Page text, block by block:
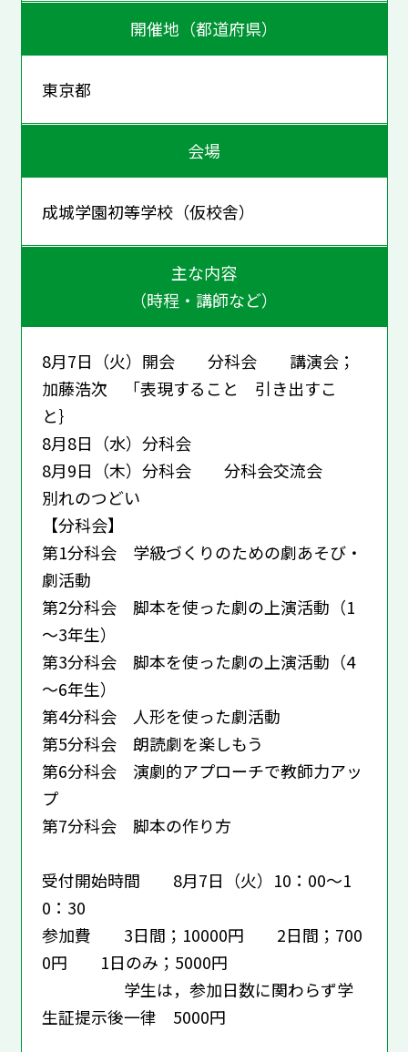
開催地（都道府県）
東京都
会場
成城学園初等学校（仮校舎）
主な内容
（時程・講師など）
8月7日（火）開会 分科会 講演会；
加藤浩次 「表現すること 引き出すこ
と｝
8月8日（水）分科会
8月9日（木）分科会 分科会交流会
別れのつどい
【分科会】
第1分科会 学級づくりのための劇あそび・
劇活動
第2分科会 脚本を使った劇の上演活動（1
～3年生）
第3分科会 脚本を使った劇の上演活動（4
～6年生）
第4分科会 人形を使った劇活動
第5分科会 朗読劇を楽しもう
第6分科会 演劇的アプローチで教師力アッ
プ
第7分科会 脚本の作り方
受付開始時間 8月7日（火）10：00～1
0：30
参加費 3日間；10000円 2日間；700
0円 1日のみ；5000円
学生は，参加日数に関わらず学
生証提示後一律 5000円